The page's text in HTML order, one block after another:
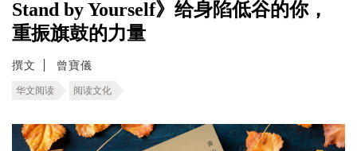
Stand by Yourself》给身陷低谷的你，
重振旗鼓的力量
撰文 曾寶儀
华文阅读 阅读文化